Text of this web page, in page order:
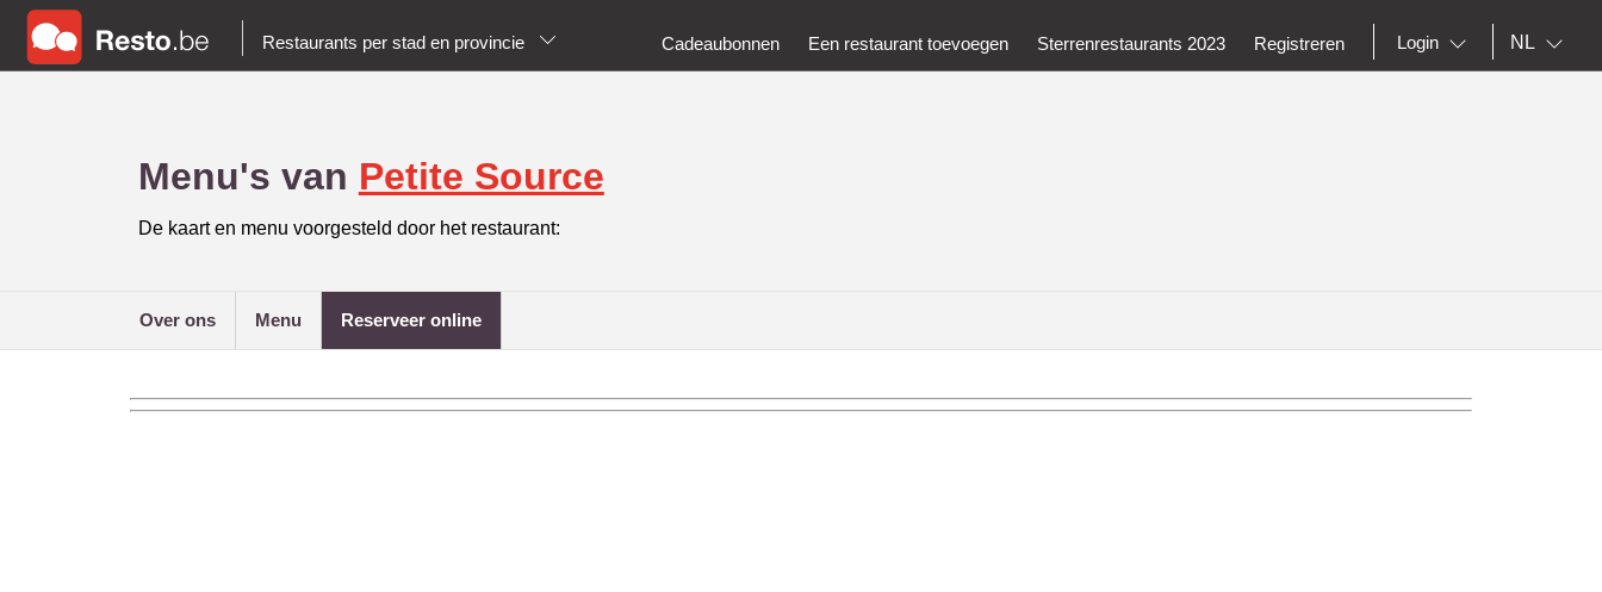
Restaurants per stad en provincie Cadeaubonnen Een restaurant toevoegen Sterrenrestaurants 2023 Registreren Login NL
Menu's van Petite Source
De kaart en menu voorgesteld door het restaurant:
over ons menu reserveer online